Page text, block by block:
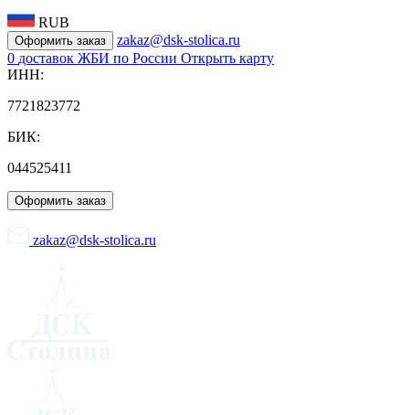
RUB
Оформить заказ
zakaz@dsk-stolica.ru
0 доставок ЖБИ по России Открыть карту
ИНН:
7721823772
БИК:
044525411
Оформить заказ
zakaz@dsk-stolica.ru